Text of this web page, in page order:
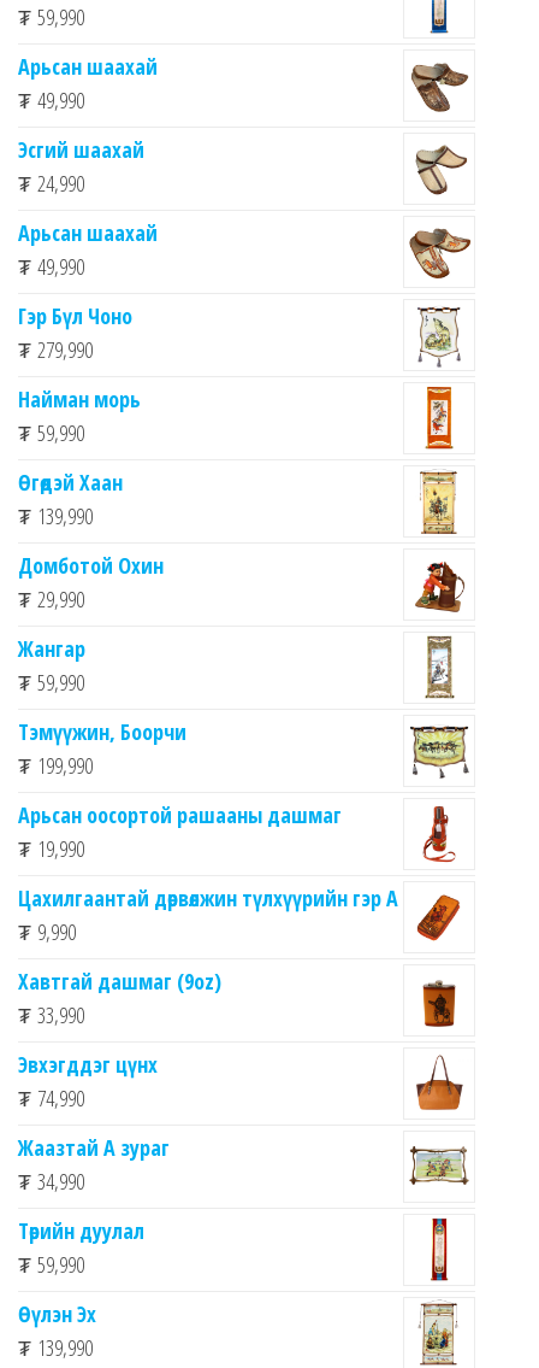
₮ 59,990
Арьсан шаахай
₮ 49,990
Эсгий шаахай
₮ 24,990
Арьсан шаахай
₮ 49,990
Гэр Бүл Чоно
₮ 279,990
Найман морь
₮ 59,990
Өгөдэй Хаан
₮ 139,990
Домботой Охин
₮ 29,990
Жангар
₮ 59,990
Тэмүүжин, Боорчи
₮ 199,990
Арьсан оосортой рашааны дашмаг
₮ 19,990
Цахилгаантай дөрвөлжин түлхүүрийн гэр А
₮ 9,990
Хавтгай дашмаг (9oz)
₮ 33,990
Эвхэгддэг цүнх
₮ 74,990
Жаазтай А зураг
₮ 34,990
Төрийн дуулал
₮ 59,990
Өүлэн Эх
₮ 139,990